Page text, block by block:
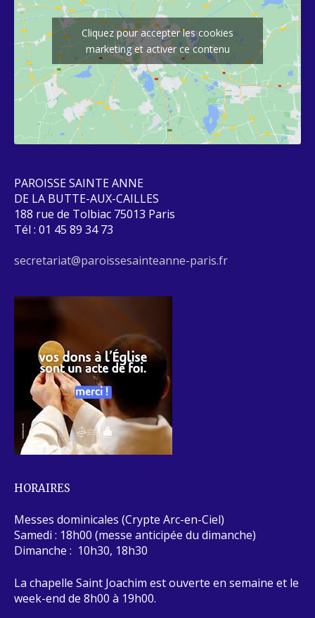
Cliquez pour accepter les cookies
marketing et activer ce contenu
PAROISSE SAINTE ANNE
DE LA BUTTE-AUX-CAILLES
188 rue de Tolbiac 75013 Paris
Tél : 01 45 89 34 73
secretariat@paroissesainteanne-paris.fr
HORAIRES
Messes dominicales (Crypte Arc-en-Ciel)
Samedi : 18h00 (messe anticipée du dimanche)
Dimanche : 10h30, 18h30
La chapelle Saint Joachim est ouverte en semaine et le
week-end de 8h00 à 19h00.